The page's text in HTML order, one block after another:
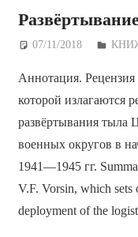
07/11/2018
Аннотация.
которой излагаются
развёртывания тыла
военных округов в
1941—1945 гг.
V.F. Vorsin, which sets
deployment of the